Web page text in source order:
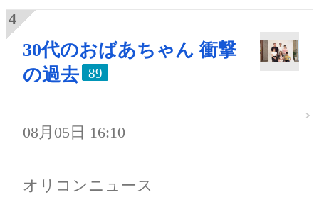
30代のおばあちゃん 衝撃
の過去
89
08月05日 16:10
オリコンニュース